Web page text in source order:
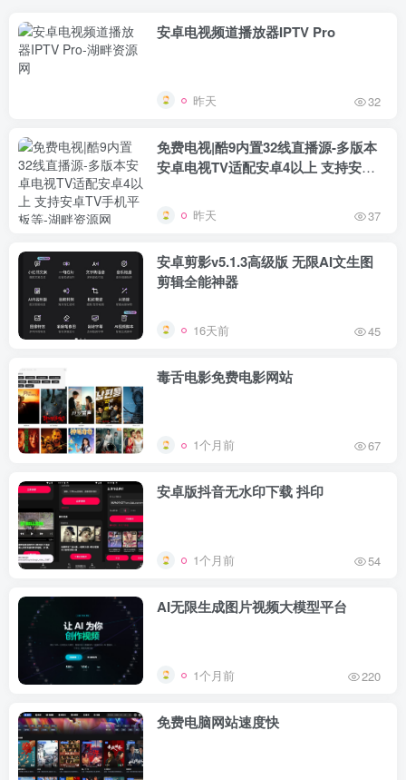
安卓电视频道播放器IPTV Pro
昨天 32
免费电视|酷9内置32线直播源-多版本
安卓电视TV适配安卓4以上 支持安卓
昨天 37
安卓剪影v5.1.3高级版 无限AI文生图
剪辑全能神器
16天前 45
毒舌电影免费电影网站
1个月前 67
安卓版抖音无水印下载 抖印
1个月前 54
AI无限生成图片视频大模型平台
1个月前 220
免费电脑网站速度快